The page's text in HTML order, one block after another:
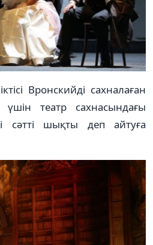
Вронскийді сахналаған
театр сахнасындағы
сәтті шықты деп айтуға